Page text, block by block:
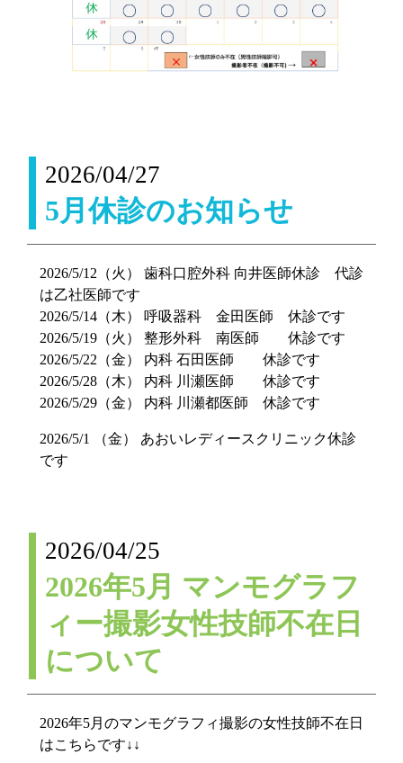
2026/04/27
5月休診のお知らせ
2026/5/12（火） 歯科口腔外科 向井医師休診 代診
は乙社医師です
2026/5/14（木） 呼吸器科 金田医師 休診です
2026/5/19（火） 整形外科 南医師 休診です
2026/5/22（金） 内科 石田医師 休診です
2026/5/28（木） 内科 川瀬医師 休診です
2026/5/29（金） 内科 川瀬都医師 休診です
2026/5/1 （金） あおいレディースクリニック休診
です
2026/04/25
2026年5月 マンモグラフ
ィー撮影女性技師不在日
について
2026年5月のマンモグラフィ撮影の女性技師不在日
はこちらです↓↓